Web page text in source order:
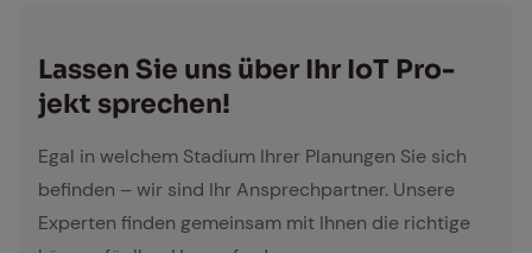
Las­sen Sie uns über Ihr IoT Pro­
jekt spre­chen!
Egal in welchem Stadium Ihrer Planungen Sie sich
befinden – wir sind Ihr Ansprechpartner. Unsere
Experten finden gemeinsam mit Ihnen die richtige